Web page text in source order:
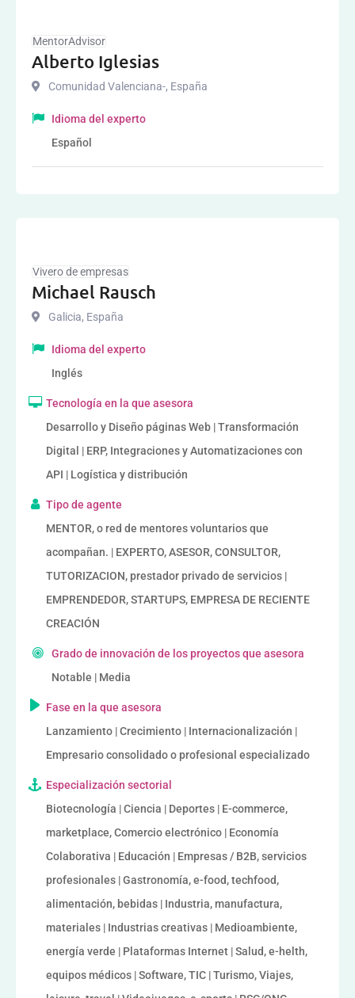
MentorAdvisor
Alberto Iglesias
Comunidad Valenciana-, España
Idioma del experto
Español
Vivero de empresas
Michael Rausch
Galicia, España
Idioma del experto
Inglés
Tecnología en la que asesora
Desarrollo y Diseño páginas Web | Transformación
Digital | ERP, Integraciones y Automatizaciones con
API | Logística y distribución
Tipo de agente
MENTOR, o red de mentores voluntarios que
acompañan. | EXPERTO, ASESOR, CONSULTOR,
TUTORIZACION, prestador privado de servicios |
EMPRENDEDOR, STARTUPS, EMPRESA DE RECIENTE
CREACIÓN
Grado de innovación de los proyectos que asesora
Notable | Media
Fase en la que asesora
Lanzamiento | Crecimiento | Internacionalización |
Empresario consolidado o profesional especializado
Especialización sectorial
Biotecnología | Ciencia | Deportes | E-commerce,
marketplace, Comercio electrónico | Economía
Colaborativa | Educación | Empresas / B2B, servicios
profesionales | Gastronomía, e-food, techfood,
alimentación, bebidas | Industria, manufactura,
materiales | Industrias creativas | Medioambiente,
energía verde | Plataformas Internet | Salud, e-helth,
equipos médicos | Software, TIC | Turismo, Viajes,